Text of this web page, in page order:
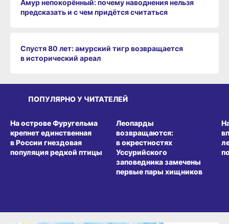
Амур непокорённый: почему наводнения нельзя
предсказать и с чем придётся считаться
Спустя 80 лет: амурский тигр возвращается
в исторический ареал
ПОПУЛЯРНО У ЧИТАТЕЛЕЙ
На острове Фуругельма
крепнет единственная
в России гнездовая
популяция редкой птицы
Леопарды
возвращаются:
в окрестностях
Уссурийского
заповедника замечены
первые пары хищников